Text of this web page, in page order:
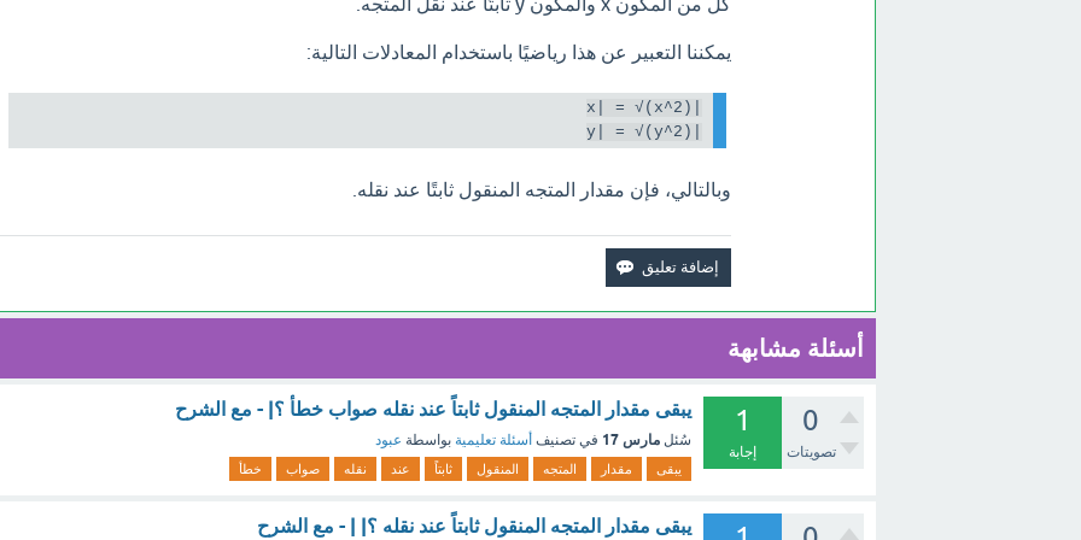
يمكننا التعبير عن هذا رياضيًا باستخدام المعادلات التالية:
وبالتالي، فإن مقدار المتجه المنقول ثابتًا عند نقله.
أسئلة مشابهة
0
تصويتات
1
إجابة
يبقى مقدار المتجه المنقول ثابتاً عند نقله صواب خطأ ؟| - مع الشرح
سُئل مارس 17 في تصنيف أسئلة تعليمية بواسطة عبود
يبقى مقدار المتجه المنقول ثابتاً عند نقله صواب خطأ
يبقى مقدار المتجه المنقول ثابتاً عند نقله ؟| | - مع الشرح